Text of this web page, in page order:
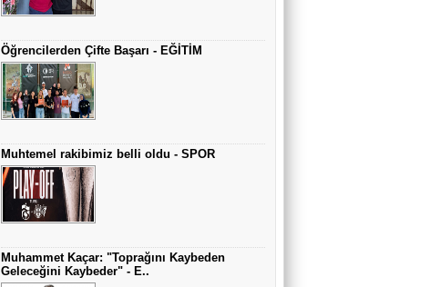
Öğrencilerden Çifte Başarı - EĞİTİM
Muhtemel rakibimiz belli oldu - SPOR
Muhammet Kaçar: "Toprağını Kaybeden
Geleceğini Kaybeder" - E..